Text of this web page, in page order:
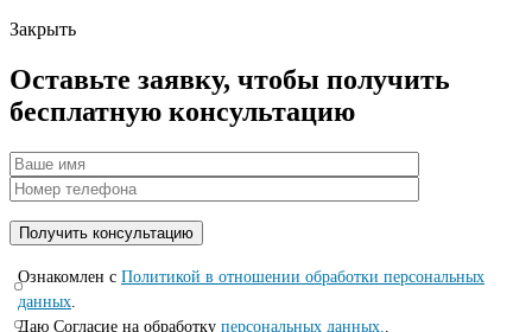
Закрыть
Оставьте заявку, чтобы получить
бесплатную консультацию
Ознакомлен с Политикой в отношении обработки персональных
данных
Даю Согласие на обработку персональных данных.